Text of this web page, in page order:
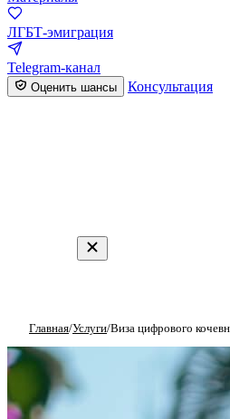
ЛГБТ-эмиграция
Telegram-канал
Оценить шансы Консультация
Главная/Услуги/Виза цифрового